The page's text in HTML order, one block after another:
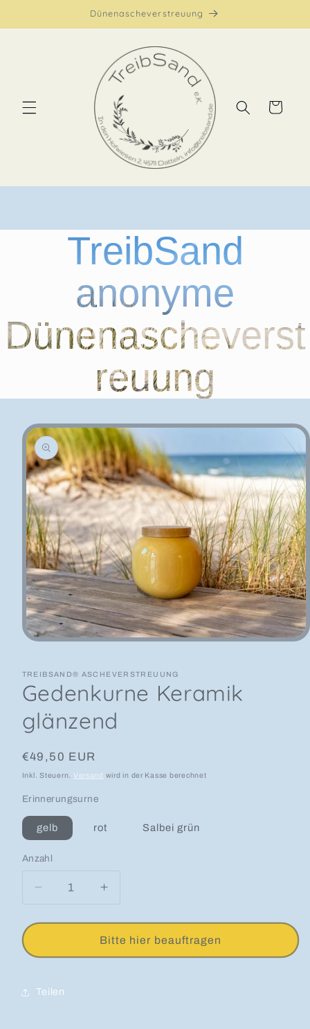
Dünenascheverstreuung
Warenkorb
TreibSand
anonyme
Dünenascheverst
reuung
Medien 1 in Modal öffnen
TREIBSAND® ASCHEVERSTREUUNG
Gedenkurne Keramik
glänzend
Normaler Preis
€49,50 EUR
Inkl. Steuern. Versand wird in der Kasse berechnet
Erinnerungsurne
gelb rot Salbei grün
Anzahl
Anzahl
Verringere die Menge für Gedenkurne
Erhöhe die Menge für
Bitte hier beauftragen
Teilen